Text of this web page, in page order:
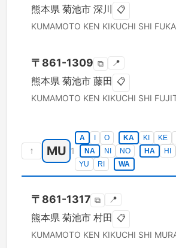
熊本県 菊池市 深川 📋
KUMAMOTO KEN KIKUCHI SHI
〒 861-1309 ⧉ 📍
熊本県 菊池市 藤田 📋
KUMAMOTO KEN KIKUCHI SHI
↑ MU 1
A O KA KI KE
NA
NI NO HA HI
YU
RI WA
〒 861-1317 ⧉ 📍
熊本県 菊池市 村田 📋
KUMAMOTO KEN KIKUCHI SHI